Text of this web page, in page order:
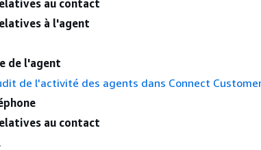
au contact
à l'agent
de l'agent
de l'activité des agents dans Connect
au contact